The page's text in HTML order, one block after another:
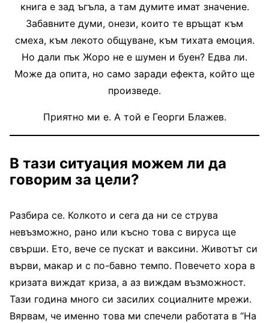
книга е зад ъгъла, а там думите имат значение.
Забавните думи, онези, които те връщат към
смеха, към лекото общуване, към тихата емоция.
Но дали пък Жоро не е шумен и буен? Едва ли.
Може да опита, но само заради ефекта, който ще
произведе.
Приятно ми е. А той е Георги Блажев.
В тази ситуация можем ли да
говорим за цели?
Разбира се. Колкото и сега да ни се струва
невъзможно, рано или късно това с вируса ще
свърши. Ето, вече се пускат и ваксини. Животът си
върви, макар и с по-бавно темпо. Повечето хора в
кризата виждат криза, а аз виждам възможност.
Тази година много си засилих социалните мрежи.
Вярвам, че именно това ми спечели работата в “На